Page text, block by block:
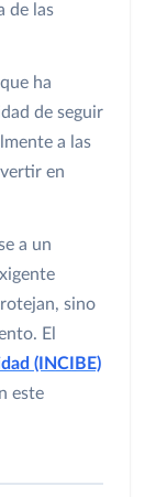
de las
ha
de seguir
a las
en
a un
sino
El
(INCIBE)
este